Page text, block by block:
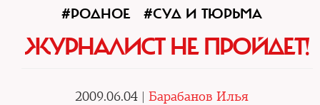
#РОДНОЕ #СУД И ТЮРЬМА
ЖУРНАЛИСТ НЕ ПРОЙДЕТ!
2009.06.04 | Барабанов Илья